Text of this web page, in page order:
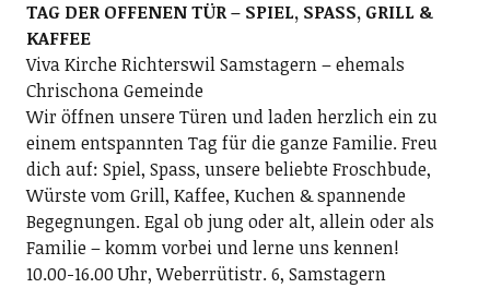
TAG DER OFFENEN TÜR – SPIEL, SPASS, GRILL &
KAFFEE
Viva Kirche Richterswil Samstagern – ehemals
Chrischona Gemeinde
Wir öffnen unsere Türen und laden herzlich ein zu
einem entspannten Tag für die ganze Familie. Freu
dich auf: Spiel, Spass, unsere beliebte Froschbude,
Würste vom Grill, Kaffee, Kuchen & spannende
Begegnungen. Egal ob jung oder alt, allein oder als
Familie – komm vorbei und lerne uns kennen!
10.00-16.00 Uhr, Weberrütistr. 6, Samstagern